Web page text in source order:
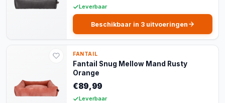
Leverbaar
Beschikbaar in 3 uitvoeringen
FANTAIL
Fantail Snug Mellow Mand Rusty
Orange
€89,99
Leverbaar